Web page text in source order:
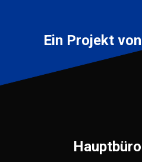
Ein Projekt von
Hauptbüro